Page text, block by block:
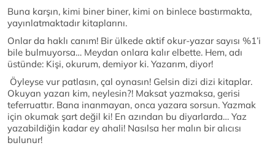
Buna karşın, kimi biner biner, kimi on binlece bastırmakta,
yayınlatmaktadır kitaplarını.
Onlar da haklı canım! Bir ülkede aktif okur-yazar sayısı %1’i
bile bulmuyorsa… Meydan onlara kalır elbette. Hem, adı
üstünde: Kişi, okurum, demiyor ki. Yazarım, diyor!
Öyleyse vur patlasın, çal oynasın! Gelsin dizi dizi kitaplar.
Okuyan yazarı kim, neylesin?! Maksat yazmaksa, gerisi
teferruattır. Bana inanmayan, onca yazara sorsun. Yazmak
için okumak şart değil ki! En azından bu diyarlarda… Yaz
yazabildiğin kadar ey ahali! Nasılsa her malın bir alıcısı
bulunur!